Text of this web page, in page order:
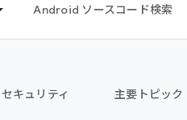
Android ソースコード検索
セキュリティ 主要トピック